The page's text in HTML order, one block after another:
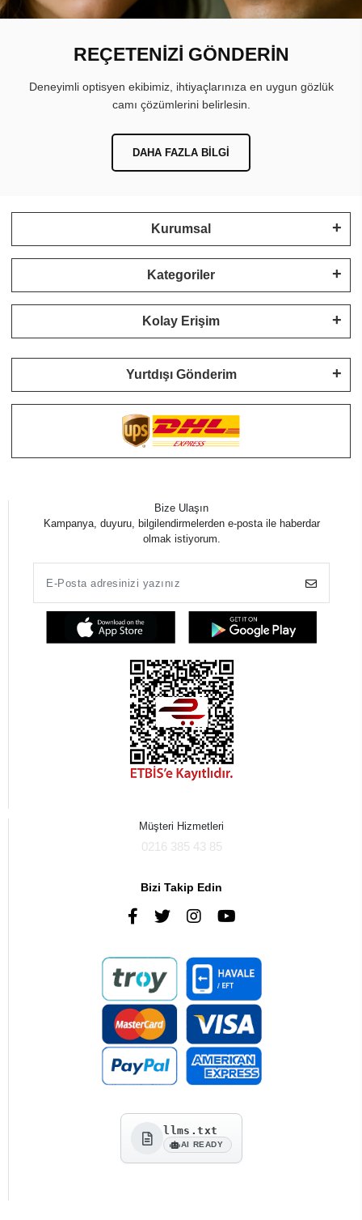
REÇETENİZİ GÖNDERİN
Deneyimli optisyen ekibimiz, ihtiyaçlarınıza en uygun gözlük
camı çözümlerini belirlesin.
DAHA FAZLA BILGI
Kurumsal
Kategoriler
Kolay Erişim
Yurtdışı Gönderim
Bize Ulaşın
Kampanya, duyuru, bilgilendirmelerden e-posta ile haberdar
olmak istiyorum.
Müşteri Hizmetleri
0216 385 43 85
Bizi Takip Edin
llms.txt
AI READY